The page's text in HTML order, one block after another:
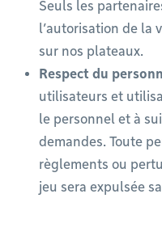
Seuls les
l’autorisation de la
sur nos plateaux.
Respect du
utilisateurs et
le personnel et à
demandes. Toute
règlements ou
jeu sera expulsée